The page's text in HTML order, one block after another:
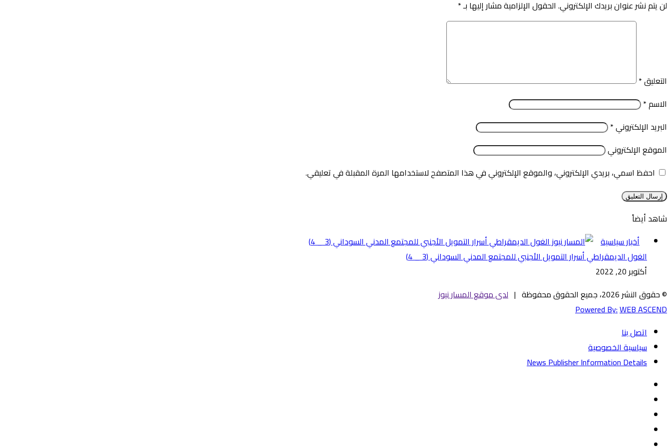
لن يتم نشر عنوان بريدك الإلكتروني. الحقول الإلزامية مشار إليها بـ*
التعليق*
الاسم*
البريد الإلكتروني*
الموقع الإلكتروني
احفظ اسمي، بريدي الإلكتروني، والموقع الإلكتروني في هذا المتصفح لاستخدامها المرة المقبلة في تعليقي.
شاهد أيضاً
أخبار سياسية
الغول الديمقراطي أسرار التمويل الأجنبي للمجتمع المدني السوداني (3 _ 4)
أكتوبر 20, 2022
© حقوق النشر 2026، جميع الحقوق محفوظة |
لدى موقع المسار نيوز
Powered By:WEB ASCEND
اتصل بنا
سياسية الخصوصية
News Publisher Information Details